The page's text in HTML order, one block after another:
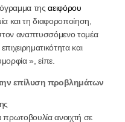
τηςαειφόρου
και τη διαφοροποίηση,
αναπτυσσόμενο τομέα
και
», είπε.
επίλυση προβλημάτων
πρωτοβουλία ανοιχτή σε